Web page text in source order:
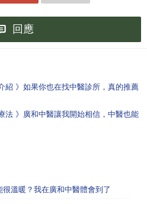
回應
紹 》如果你也在找中醫診所，真的推薦
法 》廣和中醫讓我開始相信，中醫也能
溫暖？我在廣和中醫體會到了